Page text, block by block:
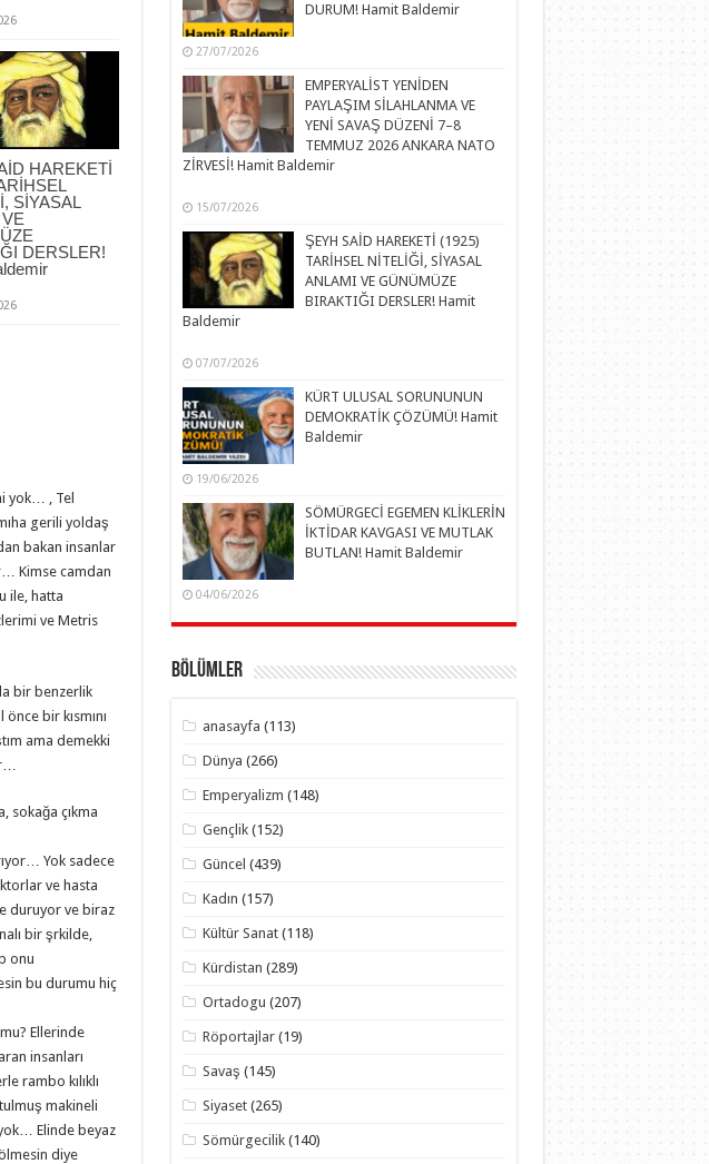
HAREKETİ
SİYASAL
DERSLER!
yok… , Tel
gerili yoldaş
bakan insanlar
Kimse camdan
ile, hatta
ve Metris
bir benzerlik
bir kısmını
ama demekki
sokağa çıkma
Yok sadece
ve hasta
duruyor ve biraz
bir şrkilde,
onu
bu durumu hiç
Ellerinde
insanları
rambo kılıklı
makineli
Elinde beyaz
diye
DURUM! Hamit Baldemir
27/07/2026
EMPERYALİST YENİDEN
PAYLAŞIM SİLAHLANMA VE
YENİ SAVAŞ DÜZENİ 7–8
TEMMUZ 2026 ANKARA NATO
ZİRVESİ! Hamit Baldemir
15/07/2026
ŞEYH SAİD HAREKETİ (1925)
TARİHSEL NİTELİĞİ, SİYASAL
ANLAMI VE GÜNÜMÜZE
BIRAKTIĞI DERSLER! Hamit
Baldemir
07/07/2026
KÜRT ULUSAL SORUNUNUN
DEMOKRATİK ÇÖZÜMÜ! Hamit
Baldemir
19/06/2026
SÖMÜRGECİ EGEMEN KLİKLERİN
İKTİDAR KAVGASI VE MUTLAK
BUTLAN! Hamit Baldemir
04/06/2026
Bölümler
anasayfa (113)
Dünya (266)
Emperyalizm (148)
Gençlik (152)
Güncel (439)
Kadın (157)
Kültür Sanat (118)
Kürdistan (289)
Ortadogu (207)
Röportajlar (19)
Savaş (145)
Siyaset (265)
Sömürgecilik (140)